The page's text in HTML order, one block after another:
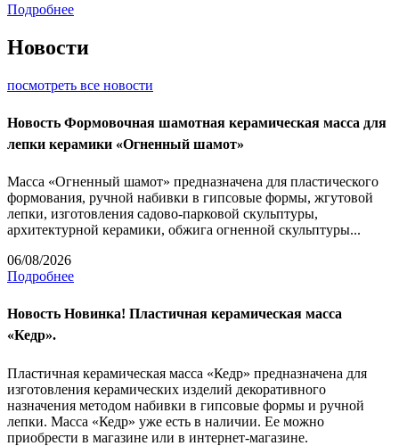
Подробнее
Новости
посмотреть все новости
Новость Формовочная шамотная керамическая масса для
лепки керамики «Огненный шамот»
Масса «Огненный шамот» предназначена для пластического
формования, ручной набивки в гипсовые формы, жгутовой
лепки, изготовления садово-парковой скульптуры,
архитектурной керамики, обжига огненной скульптуры...
06/08/2026
Подробнее
Новость Новинка! Пластичная керамическая масса
«Кедр».
Пластичная керамическая масса «Кедр» предназначена для
изготовления керамических изделий декоративного
назначения методом набивки в гипсовые формы и ручной
лепки. Масса «Кедр» уже есть в наличии. Ее можно
приобрести в магазине или в интернет-магазине.